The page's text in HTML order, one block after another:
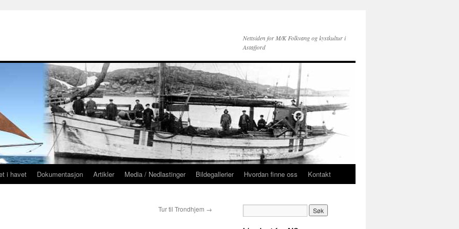
Nettsiden for M/K Folkvang og kystkultur i
Astafjord
i havet Dokumentasjon Artikler Media / Nedlastinger Bildegallerier Hvordan finne oss Kontakt
Tur til Trondhjem →